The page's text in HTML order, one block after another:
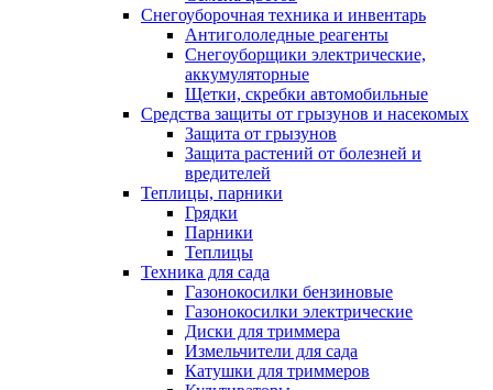
Снегоуборочная техника и инвентарь
Антигололедные реагенты
Снегоуборщики электрические,
аккумуляторные
Щетки, скребки автомобильные
Средства защиты от грызунов и насекомых
Защита от грызунов
Защита растений от болезней и
вредителей
Теплицы, парники
Грядки
Парники
Теплицы
Техника для сада
Газонокосилки бензиновые
Газонокосилки электрические
Диски для триммера
Измельчители для сада
Катушки для триммеров